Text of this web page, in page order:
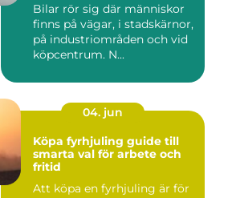
Bilar rör sig där människor
finns på vägar, i stadskärnor,
på industriområden och vid
köpcentrum. N...
04. jun
Köpa fyrhjuling guide till
smarta val för arbete och
fritid
Att köpa en fyrhjuling är för